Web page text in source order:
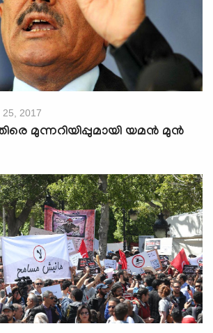
25, 2017
മുന്നറിയിപ്പുമായി യമന്‍ മുന്‍